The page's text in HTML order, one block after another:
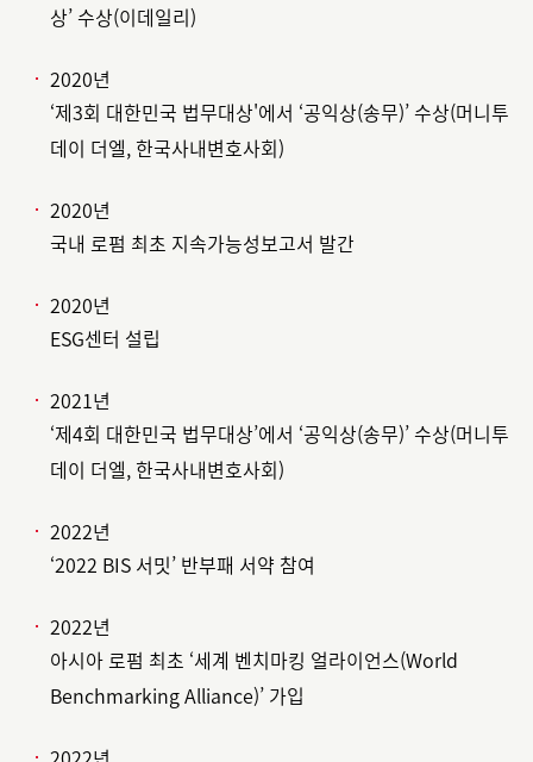
상’ 수상(이데일리)
2020년
‘제3회 대한민국 법무대상'에서 ‘공익상(송무)’ 수상(머니투
데이 더엘, 한국사내변호사회)
2020년
국내 로펌 최초 지속가능성보고서 발간
2020년
ESG센터 설립
2021년
‘제4회 대한민국 법무대상’에서 ‘공익상(송무)’ 수상(머니투
데이 더엘, 한국사내변호사회)
2022년
‘2022 BIS 서밋’ 반부패 서약 참여
2022년
아시아 로펌 최초 ‘세계 벤치마킹 얼라이언스(World
Benchmarking Alliance)’ 가입